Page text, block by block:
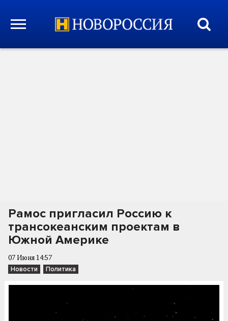
Рамос пригласил Россию к
трансокеанским проектам в
Южной Америке
07 Июня 14:57
Новости Политика